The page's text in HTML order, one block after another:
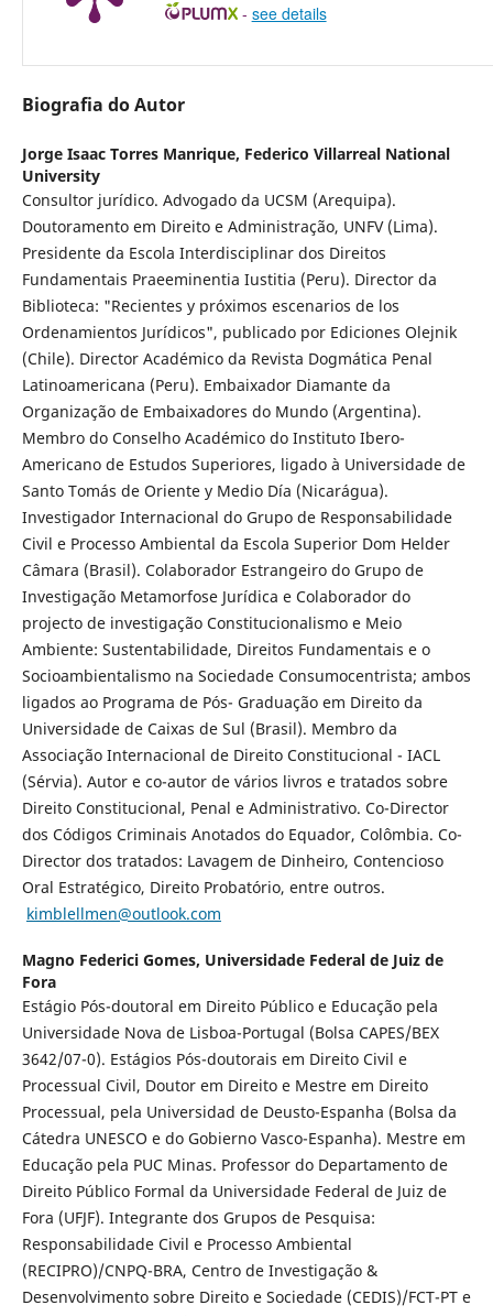
- see details
Biografia do Autor
Jorge Isaac Torres Manrique, Federico Villarreal National
University
Consultor jurídico. Advogado da UCSM (Arequipa).
Doutoramento em Direito e Administração, UNFV (Lima).
Presidente da Escola Interdisciplinar dos Direitos
Fundamentais Praeeminentia Iustitia (Peru). Director da
Biblioteca: "Recientes y próximos escenarios de los
Ordenamientos Jurídicos", publicado por Ediciones Olejnik
(Chile). Director Académico da Revista Dogmática Penal
Latinoamericana (Peru). Embaixador Diamante da
Organização de Embaixadores do Mundo (Argentina).
Membro do Conselho Académico do Instituto Ibero-
Americano de Estudos Superiores, ligado à Universidade de
Santo Tomás de Oriente y Medio Día (Nicarágua).
Investigador Internacional do Grupo de Responsabilidade
Civil e Processo Ambiental da Escola Superior Dom Helder
Câmara (Brasil). Colaborador Estrangeiro do Grupo de
Investigação Metamorfose Jurídica e Colaborador do
projecto de investigação Constitucionalismo e Meio
Ambiente: Sustentabilidade, Direitos Fundamentais e o
Socioambientalismo na Sociedade Consumocentrista; ambos
ligados ao Programa de Pós- Graduação em Direito da
Universidade de Caixas de Sul (Brasil). Membro da
Associação Internacional de Direito Constitucional - IACL
(Sérvia). Autor e co-autor de vários livros e tratados sobre
Direito Constitucional, Penal e Administrativo. Co-Director
dos Códigos Criminais Anotados do Equador, Colômbia. Co-
Director dos tratados: Lavagem de Dinheiro, Contencioso
Oral Estratégico, Direito Probatório, entre outros.
kimblellmen@outlook.com
Magno Federici Gomes, Universidade Federal de Juiz de
Fora
Estágio Pós-doutoral em Direito Público e Educação pela
Universidade Nova de Lisboa-Portugal (Bolsa CAPES/BEX
3642/07-0). Estágios Pós-doutorais em Direito Civil e
Processual Civil, Doutor em Direito e Mestre em Direito
Processual, pela Universidad de Deusto-Espanha (Bolsa da
Cátedra UNESCO e do Gobierno Vasco-Espanha). Mestre em
Educação pela PUC Minas. Professor do Departamento de
Direito Público Formal da Universidade Federal de Juiz de
Fora (UFJF). Integrante dos Grupos de Pesquisa:
Responsabilidade Civil e Processo Ambiental
(RECIPRO)/CNPQ-BRA, Centro de Investigação &
Desenvolvimento sobre Direito e Sociedade (CEDIS)/FCT-PT e